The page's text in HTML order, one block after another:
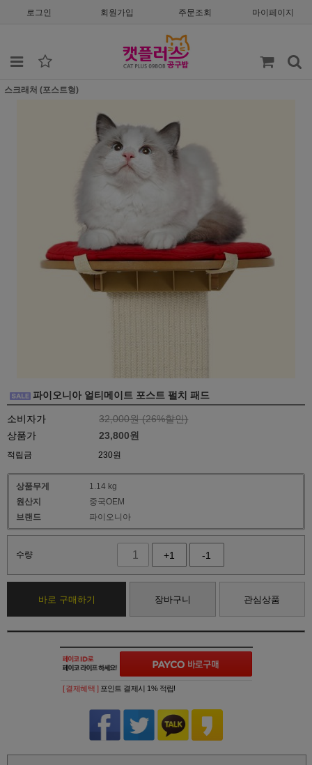
로그인 회원가입 주문조회 마이페이지
스크래처 (포스트형)
파이오니아 얼티메이트 포스트 펄치 패드
소비자가 32,000원 (26%할인)
상품가
23,800원
적립금 230원
상품무게
1.14 kg
원산지
중국OEM
브랜드
파이오니아
수량 +1 -1
바로 구매하기 장바구니 관심상품
[ 결제혜택 ] 포인트 결제시 1% 적립!